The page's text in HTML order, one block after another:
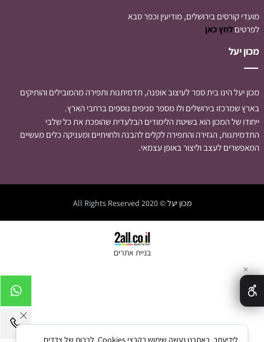
מועדי קורסים בירושלים, מודיעין וכפר סבא
לפרטים לחץ כאן
מכון יעל
מכון יעל הינו בית ספר לעיצוב אופנה, תדמיתנות ותפירה מהמובילים והותיקים
בארץ שמרכזו בירושלים ולו מספר סניפים נוספים ברחבי הארץ.
ייחודו של המכון הוא בשיטת הלימודים הבלעדית שהופכת את כל שלבי
התדמיתנות, הגזירה והתפירה לקלים להבנה ולחויתיים ומעניקה כלים מעשיים
המאפשרים לעצב וליצור באופן עצמאי.
מכון יעל© 2020 All Rights Reserved
בניית אתרים
✕
לידיעתך, באתרנו נעשה שימוש בקבצי Cookies, לרבות של צדדים